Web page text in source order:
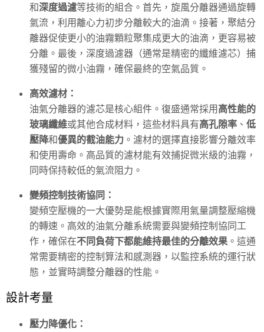
和深度過濾等技術的組合。首先，旋風分離器通過旋轉
氣流，利用離心力初步分離較大的油滴。接著，聚結分
離器促使更小的油霧顆粒聚集成更大的油滴，更容易被
分離。最後，深度過濾器（通常是精密的纖維濾芯）捕
獲殘留的微小油霧，確保最終的空氣品質。
高效濾材：
油氣分離器的濾芯是核心組件。復盛通常採用高性能的
玻璃纖維或其他合成材料，這些材料具有高孔隙率 、 低
壓降和優異的截油能力 。濾材的選擇直接影響分離效率
和使用壽命。高品質的濾材能有效捕捉微米級的油霧，
同時保持較低的氣流阻力。
變頻控制技術協同：
變頻空壓機的一大優勢是能根據實際用氣量調整壓縮機
的轉速。高效的油氣分離系統需要與變頻控制協同工
作，確保在不同負荷下都能維持最佳的分離效果 。這通
常需要精密的控制算法和感測器，以監控系統的運行狀
態，並實時調整分離器的性能。
設計考量
壓力降優化：